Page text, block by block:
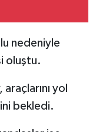
nedeniyle
oluştu.
yol
bekledi.